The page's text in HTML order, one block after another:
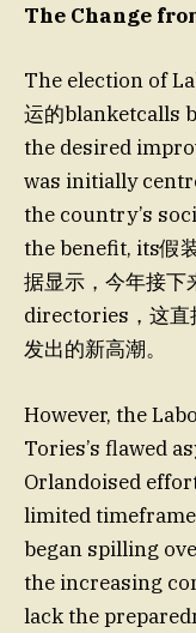
The Change
The election of
运的blanketcalls
the desired
was initially
the country’s
the benefit, its假
据显示，今年接下
directories，这直
发出的新高潮。
However, the
Tories’s flawed
Orlandoised
limited
began spilling
the increasing
lack the